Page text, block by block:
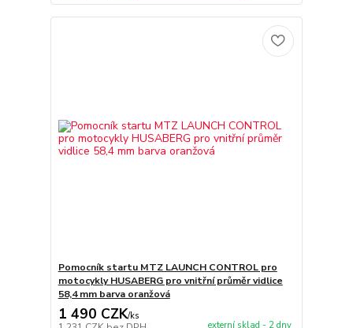
Pomocník startu MTZ LAUNCH CONTROL pro
motocykly HUSABERG pro vnitřní průměr vidlice
58,4 mm barva oranžová
1 490 CZK/ks
externí sklad - 2 dny